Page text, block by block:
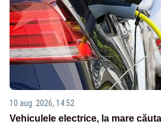
10 aug. 2026, 14:52
Vehiculele electrice, la mare